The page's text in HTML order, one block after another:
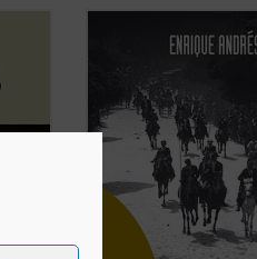
Es posible que los
esta obra tengan más
historia que con la
que no se puede decir
personajes literarios a
de una peripecia
en las novelas y ...(ver